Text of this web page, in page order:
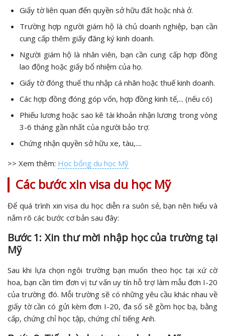
Giấy tờ liên quan đến quyền sở hữu đất hoặc nhà ở.
Trường hợp người giám hộ là chủ doanh nghiệp, bạn cần
cung cấp thêm giấy đăng ký kinh doanh.
Người giám hộ là nhân viên, bạn cần cung cấp hợp đồng
lao động hoặc giấy bổ nhiệm của họ.
Giấy tờ đóng thuế thu nhập cá nhân hoặc thuế kinh doanh.
Các hợp đồng đóng góp vốn, hợp đồng kinh tế,... (nếu có)
Phiếu lương hoặc sao kê tài khoản nhận lương trong vòng
3-6 tháng gần nhất của người bảo trợ.
Chứng nhận quyền sở hữu xe, tàu,....
>> Xem thêm: Học bổng du học Mỹ
Các bước xin visa du học Mỹ
Để quá trình xin visa du học diễn ra suôn sẻ, bạn nên hiểu và
nắm rõ các bước cơ bản sau đây:
Bước 1: Xin thư mời nhập học của trường tại
Mỹ
Sau khi lựa chọn ngôi trường bạn muốn theo học tại xứ cờ
hoa, bạn cần tìm đơn vị tư vấn uy tín hỗ trợ làm mẫu đơn I-20
của trường đó. Mỗi trường sẽ có những yêu cầu khác nhau về
giấy tờ cần có gửi kèm đơn I-20, đa số sẽ gồm học bạ, bằng
cấp, chứng chỉ học tập, chứng chỉ tiếng Anh.